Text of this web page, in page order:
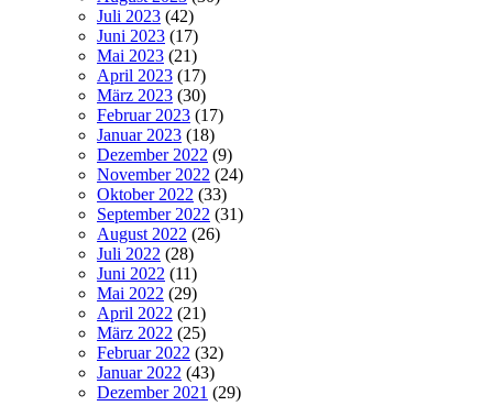
Juli 2023 (42)
Juni 2023 (17)
Mai 2023 (21)
April 2023 (17)
März 2023 (30)
Februar 2023 (17)
Januar 2023 (18)
Dezember 2022 (9)
November 2022 (24)
Oktober 2022 (33)
September 2022 (31)
August 2022 (26)
Juli 2022 (28)
Juni 2022 (11)
Mai 2022 (29)
April 2022 (21)
März 2022 (25)
Februar 2022 (32)
Januar 2022 (43)
Dezember 2021 (29)